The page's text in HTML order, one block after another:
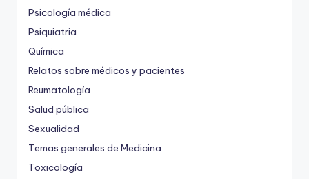
Psicología médica
Psiquiatria
Química
Relatos sobre médicos y pacientes
Reumatología
Salud pública
Sexualidad
Temas generales de Medicina
Toxicología